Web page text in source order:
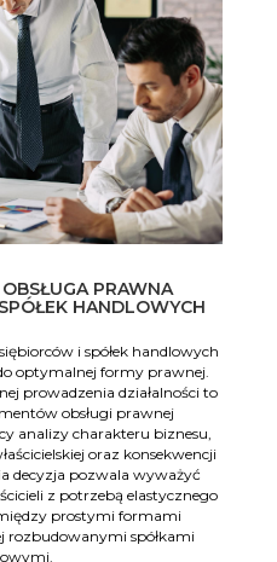
PRAWNA
HANDLOWYCH
i spółek handlowych
optymalnej formy prawnej.
prowadzenia działalności to
obsługi prawnej
analizy charakteru biznesu,
oraz konsekwencji
decyzja pozwala wyważyć
z potrzebą elastycznego
prostymi formami
rozbudowanymi spółkami